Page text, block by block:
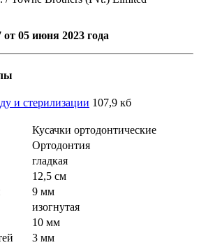
05 июня 2023 года
и стерилизации 107,9 кб
Кусачки ортодонтические
Ортодонтия
гладкая
12,5 см
9 мм
изогнутая
10 мм
3 мм